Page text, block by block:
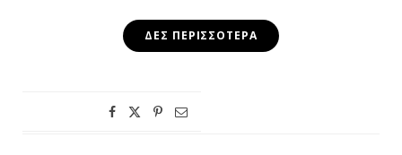
ΔΕΣ ΠΕΡΙΣΣΌΤΕΡΑ